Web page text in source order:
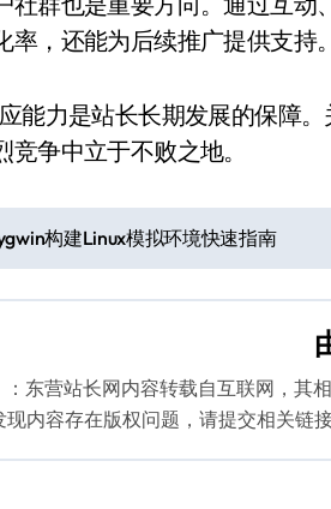
率，还能为后续推广提供支持
能力是站长长期发展的保障
争中立于不败之地。
构建Linux模拟环境快速指南
：东营站长网内容转载自互联网，
现内容存在版权问题，请提交相关链